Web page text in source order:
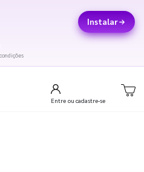
Instalar
Entre ou cadastre-se